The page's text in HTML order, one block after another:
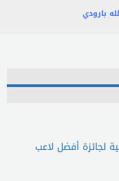
بارودي
لجائزة أفضل لاعب